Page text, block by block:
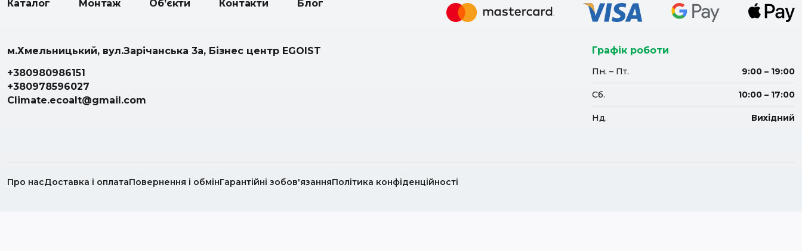
Каталог Монтаж Об’єкти Контакти Блог
м.Хмельницький, вул.Зарічанська 3а, Бізнес центр EGOIST
+380980986151
+380978596027
Climate.ecoalt@gmail.com
Графік роботи
Пн. – Пт. 9:00 – 19:00
Сб. 10:00 – 17:00
Нд. Вихідний
Про насДоставка і оплатаПовернення і обмінГарантійні зобов'язанняПолітика конфіденційності